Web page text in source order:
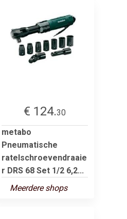
€ 124.30
metabo
Pneumatische
ratelschroevendraaie
r DRS 68 Set 1/2 6,2...
Meerdere shops